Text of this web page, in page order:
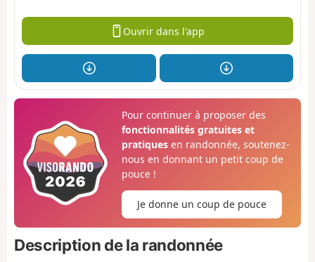
Ouvrir dans l'app
Pour continuer à proposer des
fonctionnalités gratuites et
pratiquesen randonnée, soutenez-
nous en donnant un petit coup de
pouce !
Je donne un coup de pouce
Description de la randonnée